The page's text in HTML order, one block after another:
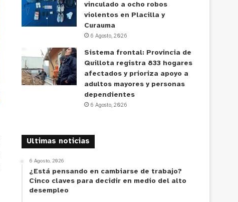
vinculado a ocho robos
violentos en Placilla y
Curauma
6 Agosto, 2026
Sistema frontal: Provincia de
Quillota registra 833 hogares
afectados y prioriza apoyo a
adultos mayores y personas
dependientes
6 Agosto, 2026
Ultimas noticias
6 Agosto, 2026
¿Está pensando en cambiarse de trabajo?
Cinco claves para decidir en medio del alto
desempleo